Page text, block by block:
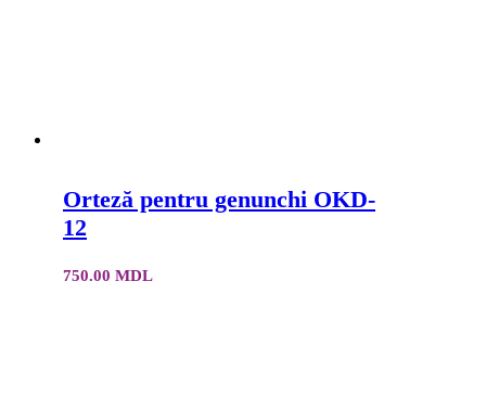
Orteză pentru genunchi OKD-
12
750.00 MDL